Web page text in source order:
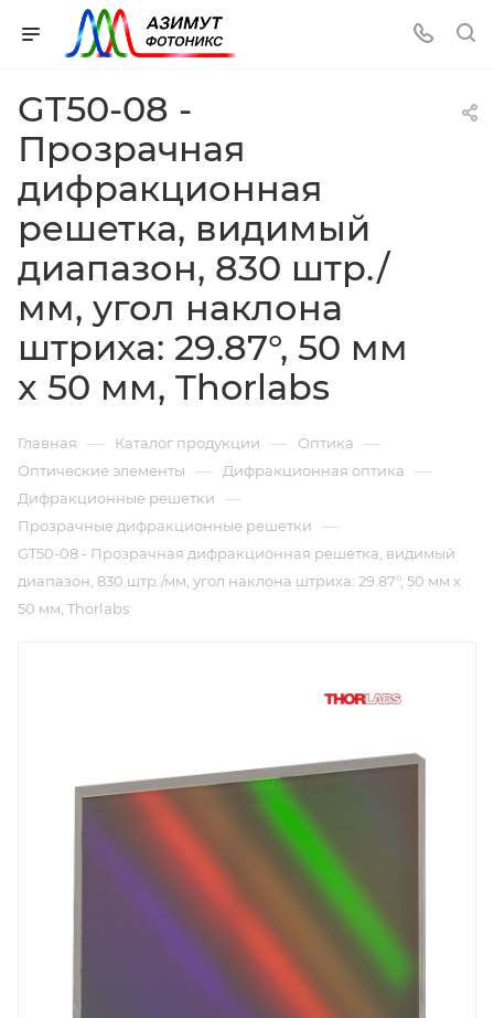
GT50-08 -
Прозрачная
дифракционная
решетка, видимый
диапазон, 830 штр./
мм, угол наклона
штриха: 29.87°, 50 мм
x 50 мм, Thorlabs
Главная — Каталог продукции — Оптика —
Оптические элементы — Дифракционная оптика —
Дифракционные решетки —
Прозрачные дифракционные решетки —
GT50-08 - Прозрачная дифракционная решетка, видимый
диапазон, 830 штр./мм, угол наклона штриха: 29.87°, 50 мм x
50 мм, Thorlabs